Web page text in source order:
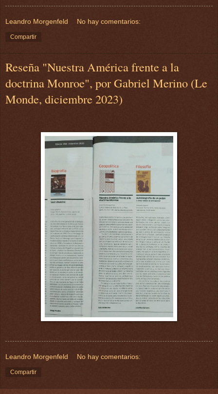
Leandro Morgenfeld No hay comentarios:
Compartir
Reseña "Nuestra América frente a la
doctrina Monroe", por Gabriel Merino (Le
Monde, diciembre 2023)
Leandro Morgenfeld No hay comentarios:
Compartir